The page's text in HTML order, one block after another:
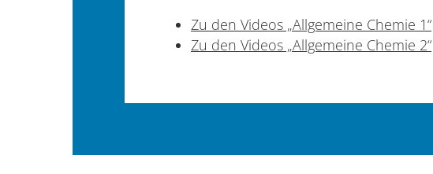
Zu den Videos „Allgemeine Chemie 1“
Zu den Videos „Allgemeine Chemie 2“